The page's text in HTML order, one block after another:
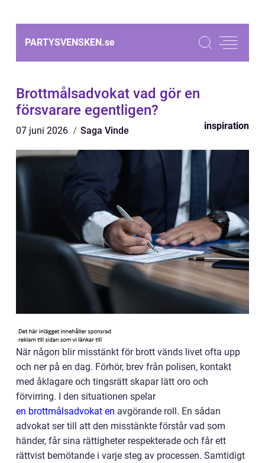
PARTYSVENSKEN.se
Brottmålsadvokat vad gör en
försvarare egentligen?
07 juni 2026 Saga Vinde inspiration
När någon blir misstänkt för brott vänds livet ofta upp
och ner på en dag. Förhör, brev från polisen, kontakt
med åklagare och tingsrätt skapar lätt oro och
förvirring. I den situationen spelar
en brottmålsadvokat en avgörande roll. En sådan
advokat ser till att den misstänkte förstår vad som
händer, får sina rättigheter respekterade och får ett
rättvist bemötande i varje steg av processen. Samtidigt